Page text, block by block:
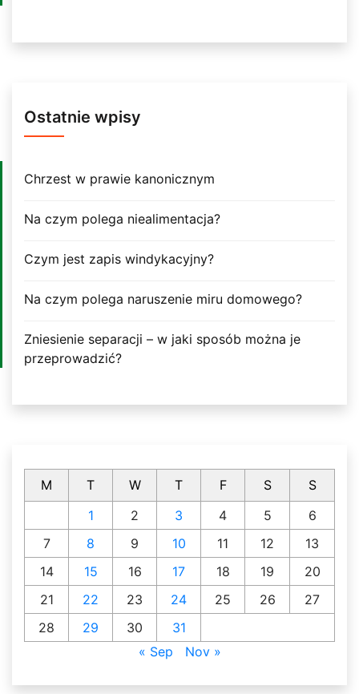
Ostatnie wpisy
Chrzest w prawie kanonicznym
Na czym polega niealimentacja?
Czym jest zapis windykacyjny?
Na czym polega naruszenie miru domowego?
Zniesienie separacji – w jaki sposób można je
przeprowadzić?
M T W T F S
S
1
2 3 4 5
6
7
8 9 10 11 12
13
14
15 16 17 18 19
20
21
22 23 24 25 26
27
28
29 30
31
« Sep
Nov »